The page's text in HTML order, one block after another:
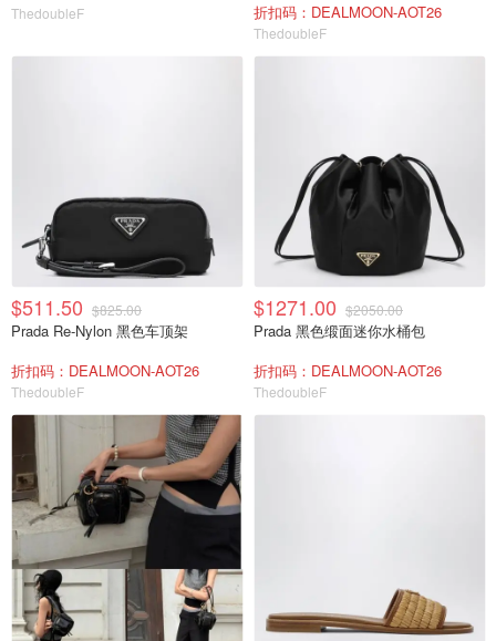
ThedoubleF
折扣码：DEALMOON-AOT26
ThedoubleF
$511.50 $825.00
Prada Re-Nylon 黑色车顶架
折扣码：DEALMOON-AOT26
ThedoubleF
$1271.00 $2050.00
Prada 黑色缎面迷你水桶包
折扣码：DEALMOON-AOT26
ThedoubleF